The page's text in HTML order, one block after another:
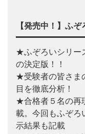
【発売中！】ふ
★ふぞろいシリー
の決定版！！
★受験者の皆さま
目を徹底分析！
★合格者５名の再
載。今回もふぞろ
示結果も記載